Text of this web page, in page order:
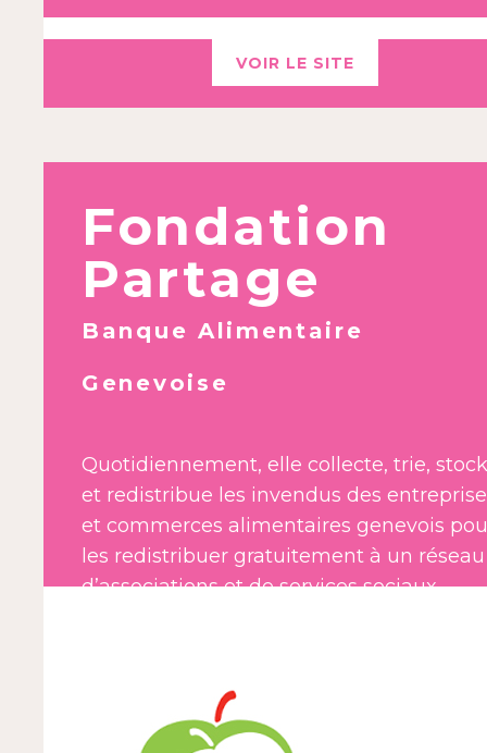
VOIR LE SITE
Fondation
Partage
Banque Alimentaire
Genevoise
Quotidiennement, elle collecte, trie,
et redistribue les invendus des
et commerces alimentaires genevois
les redistribuer gratuitement à un réseau
d’associations et de services sociaux
de précarité dans le canton de Genève.
Adresse : Rue Blavignac 16, 1227 Carouge